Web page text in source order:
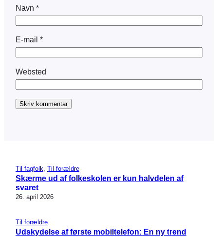
Navn *
E-mail *
Websted
Til fagfolk Til forældre
Skærme ud af folkeskolen er kun halvdelen af
svaret
26. april 2026
Til forældre
Udskydelse af første mobiltelefon: En ny trend